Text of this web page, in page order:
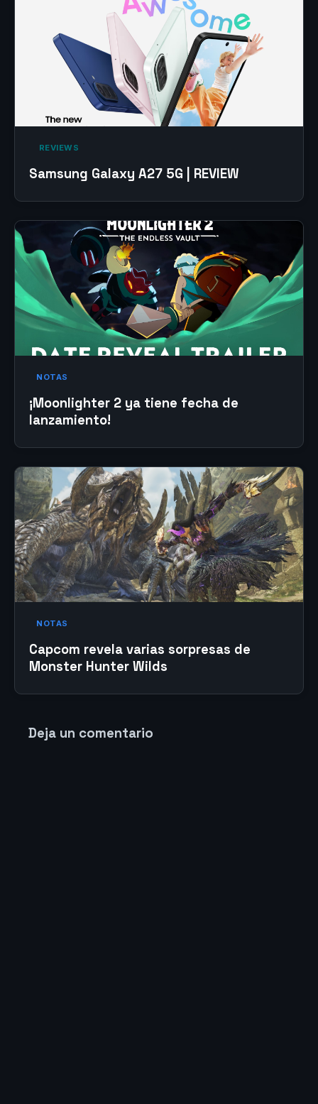
‎ REVIEWS‎
Samsung Galaxy A27 5G | REVIEW
NOTAS
¡Moonlighter 2 ya tiene fecha de
lanzamiento!
NOTAS
Capcom revela varias sorpresas de
Monster Hunter Wilds
Deja un comentario